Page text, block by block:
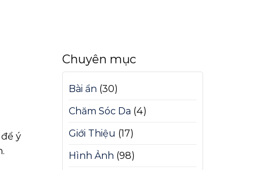
ý
Chuyên mục
Bài ẩn (30)
Chăm Sóc Da (4)
Giới Thiệu (17)
Hình Ảnh (98)